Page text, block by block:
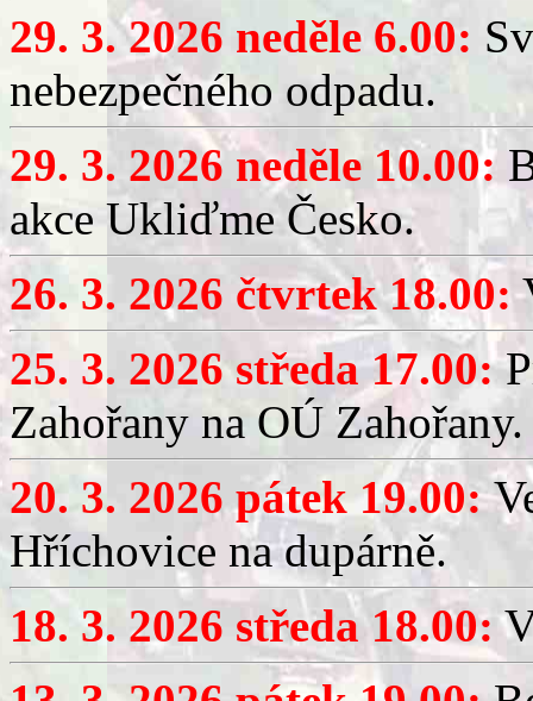
29. 3. 2026 neděle 6.00:
nebezpečného odpadu.
29. 3. 2026 neděle 10.00:
akce Ukliďme Česko.
26. 3. 2026 čtvrtek 18.00:
25. 3. 2026 středa 17.00:
Zahořany na OÚ Zahořany.
20. 3. 2026 pátek 19.00:
Hříchovice na dupárně.
18. 3. 2026 středa 18.00: